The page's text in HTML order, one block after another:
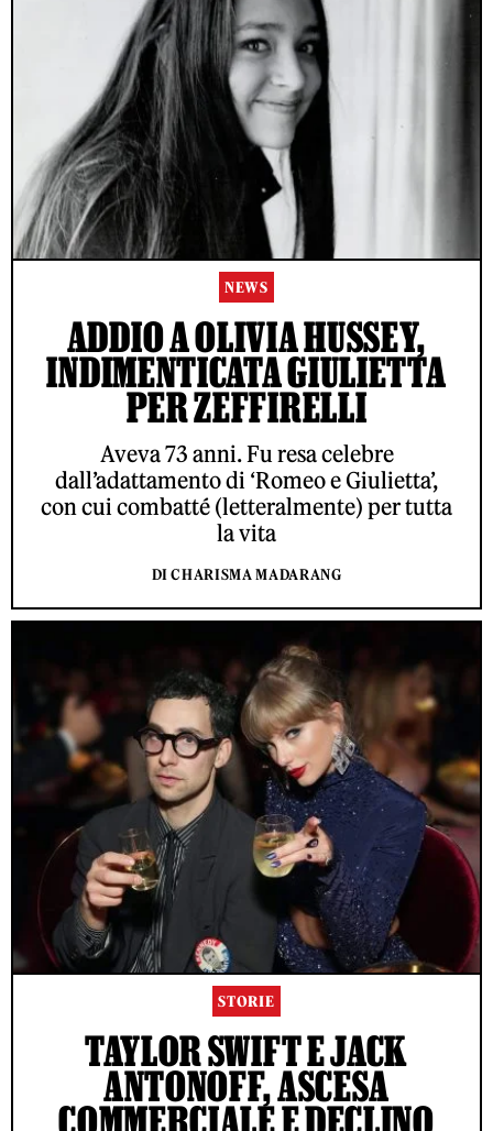
NEWS
ADDIO A OLIVIA HUSSEY,
INDIMENTICATA GIULIETTA
PER ZEFFIRELLI
Aveva 73 anni. Fu resa celebre
dall’adattamento di ‘Romeo e Giulietta’,
con cui combatté (letteralmente) per tutta
la vita
DI CHARISMA MADARANG
STORIE
TAYLOR SWIFT E JACK
ANTONOFF, ASCESA
COMMERCIALE E DECLINO